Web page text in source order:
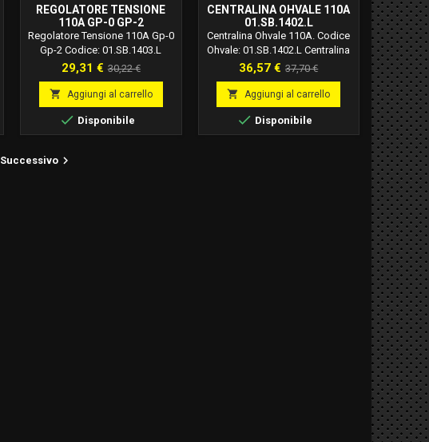
REGOLATORE TENSIONE
110A GP-0 GP-2
01.SB.1403.L
Regolatore Tensione 110A Gp-0
Gp-2 Codice: 01.SB.1403.L
Prezzo
29,31 € Prezzo
base
30,22 €
 Aggiungi al carrello
 Disponibile
CENTRALINA OHVALE 110A
01.SB.1402.L
Centralina Ohvale 110A. Codice
Ohvale: 01.SB.1402.L Centralina
per motore 110 automatico
Ohvale, attenzione questa CDI è
specifica per motore
automatico, (silgla 110A). Per
tutte le Ohvale con motore
automatico (no marce).
Prezzo
36,57 € Prezzo
base
37,70 €
 Aggiungi al carrello
 Disponibile
Successivo